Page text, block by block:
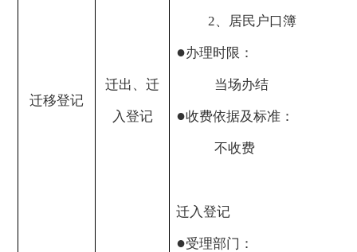
迁移登记
迁出、迁
入登记
2、居民户口簿
●办理时限：
当场办结
●收费依据及标准：
不收费
迁入登记
●受理部门：